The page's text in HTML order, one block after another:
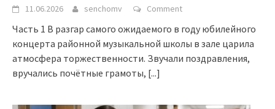
11.06.2026 senchomv Comment
Часть 1 В разгар самого ожидаемого в году юбилейного
концерта районной музыкальной школы в зале царила
атмосфера торжественности. Звучали поздравления,
вручались почётные грамоты, [...]